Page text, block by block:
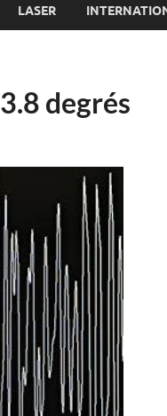
LASER
degrés